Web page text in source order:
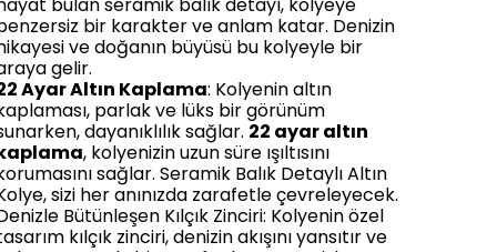
bulan seramik balık detayı, kolyeye
bir karakter ve anlam katar. Denizin
ve doğanın büyüsü bu kolyeyle bir
gelir.
Ayar Altın Kaplama: Kolyenin altın
parlak ve lüks bir görünüm
dayanıklılık sağlar. 22 ayar altın
, kolyenizin uzun süre ışıltısını
sağlar. Seramik Balık Detaylı Altın
sizi her anınızda zarafetle çevreleyecek.
Bütünleşen Kılçık Zinciri: Kolyenin özel
kılçık zinciri, denizin akışını yansıtır ve